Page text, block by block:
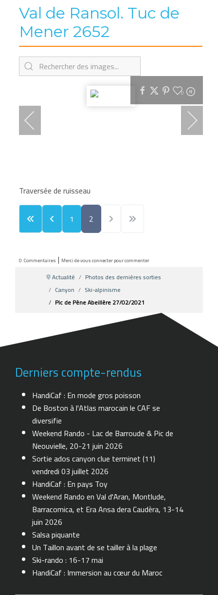
Val de Ransol. Tuc de
Mener 2652
0
Traversée de ruisseau
1
2
0 Commentaires | Merci de vous connecter pour commenter
Actualité
Photos des dernières sorties
Canyon
Ski-alpinisme
Pic de Pène Abeillère 27/02/2021
Derniers compte-rendus
HandiCaf : En mode gros poisson
De Boston à l'Atlas marocain le CAF se
diversifie
Weekend Rando - Lac de Barroude & Pic de
Neouvielle, 20-21 juin 2026
Sortie ados canyon clue terminet (11)
vendredi 03 juillet 2026
HandiCaf : En pays Toy
Weekend Rando en Val d'Aran, Montlude,
Barracomica, et Era Ansa dera Caudèra, 13-14
juin 2026
Salsa piquante
Un Taillon avant de se tailler à la plage
Ski-rando : 16-17 mai
HandiCaf : Immersion au cœur du Maroc